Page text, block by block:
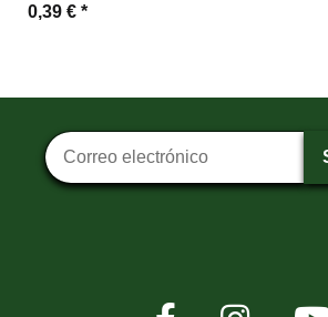
0,39 € *
Suscripción al boletín